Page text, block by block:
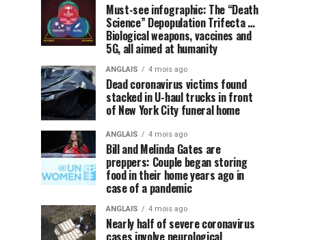
Must-see infographic: The “Death
Science” Depopulation Trifecta …
Biological weapons, vaccines and
5G, all aimed at humanity
ANGLAIS 4 mois ago
Dead coronavirus victims found
stacked in U-haul trucks in front
of New York City funeral home
ANGLAIS 4 mois ago
Bill and Melinda Gates are
preppers: Couple began storing
food in their home years ago in
case of a pandemic
ANGLAIS 4 mois ago
Nearly half of severe coronavirus
cases involve neurological